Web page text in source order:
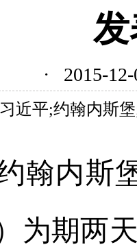
· 2015-
近平;约翰内斯
内斯堡
期两